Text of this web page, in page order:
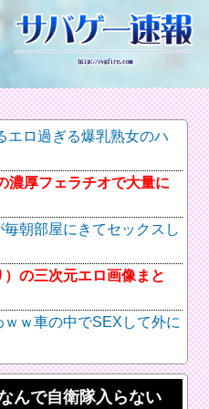
エロ過ぎる爆乳熟女のハ
濃厚フェラチオで大量に
朝部屋にきてセックスし
の三次元エロ画像まと
ｗ車の中でSEXして外に
んで自衛隊入らない